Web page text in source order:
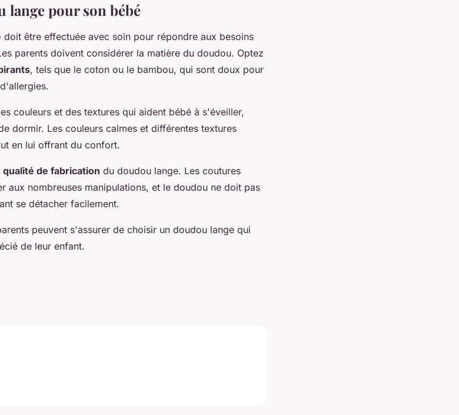
lange pour son bébé
doit être effectuée avec soin pour répondre aux besoins
parents doivent considérer la matière du doudou. Optez
, tels que le coton ou le bambou, qui sont doux pour
couleurs et des textures qui aident bébé à s'éveiller,
dormir. Les couleurs calmes et différentes textures
en lui offrant du confort.
qualité de fabrication du doudou lange. Les coutures
aux nombreuses manipulations, et le doudou ne doit pas
se détacher facilement.
peuvent s'assurer de choisir un doudou lange qui
de leur enfant.